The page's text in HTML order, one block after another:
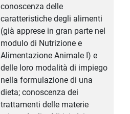
conoscenza delle
caratteristiche degli alimenti
(già apprese in gran parte nel
modulo di Nutrizione e
Alimentazione Animale I) e
delle loro modalità di impiego
nella formulazione di una
dieta; conoscenza dei
trattamenti delle materie